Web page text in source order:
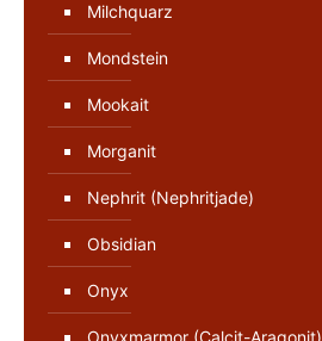
Milchquarz
Mondstein
Mookait
Morganit
Nephrit (Nephritjade)
Obsidian
Onyx
Onyxmarmor (Calcit-Aragonit)